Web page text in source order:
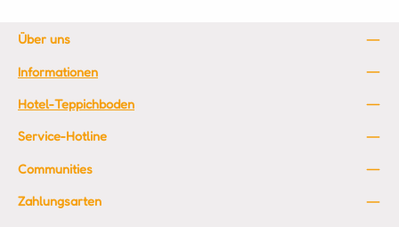
Über uns
Informationen
Hotel-Teppichboden
Service-Hotline
Communities
Zahlungsarten